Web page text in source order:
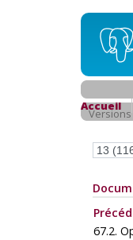
Accueil
67.2.